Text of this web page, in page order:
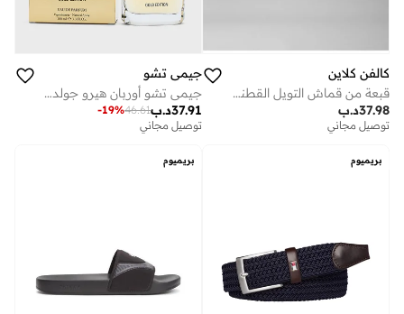
كالفن كلاين
قبعة من قماش التويل القطني المقاوم للأشعة فوق البنفسجية بتصميم قابل للتعديل
د.ب37.98
توصيل مجاني
جيمي تشو
جيمي تشو أوربان هيرو جولد إديشن 100 مل
د.ب37.91
46.61
-19%
توصيل مجاني
بريميوم بريميوم